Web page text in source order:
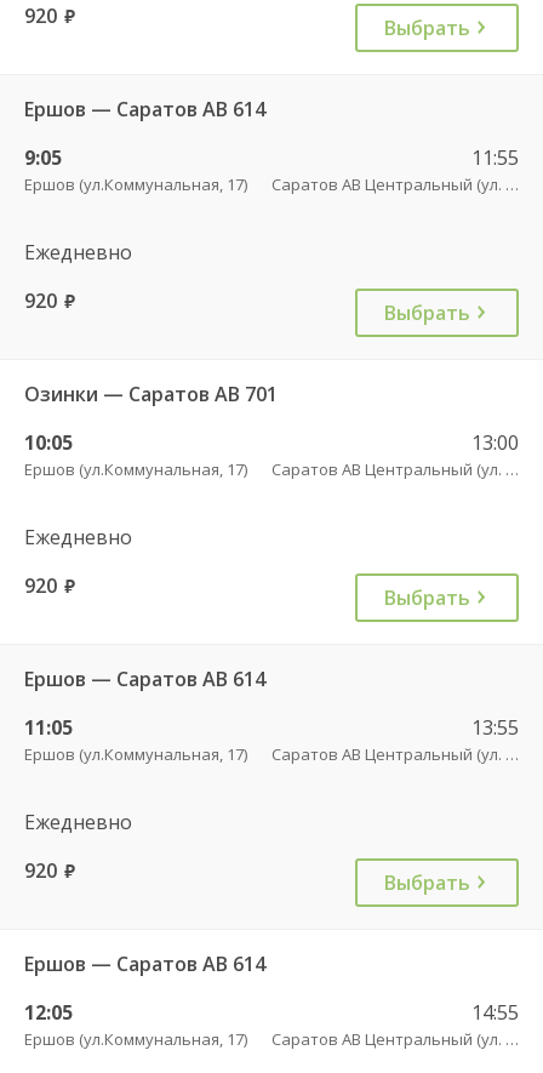
920 руб. Выбрать
Ершов — Саратов АВ 614
9:05
Ершов (ул.Коммунальная, 17)
11:55
Саратов АВ Центральный (ул. им. Пугачева, 179 А)
Ежедневно
920 руб. Выбрать
Озинки — Саратов АВ 701
10:05
Ершов (ул.Коммунальная, 17)
13:00
Саратов АВ Центральный (ул. им. Пугачева, 179 А)
Ежедневно
920 руб. Выбрать
Ершов — Саратов АВ 614
11:05
Ершов (ул.Коммунальная, 17)
13:55
Саратов АВ Центральный (ул. им. Пугачева, 179 А)
Ежедневно
920 руб. Выбрать
Ершов — Саратов АВ 614
12:05
Ершов (ул.Коммунальная, 17)
14:55
Саратов АВ Центральный (ул. им. Пугачева, 179 А)